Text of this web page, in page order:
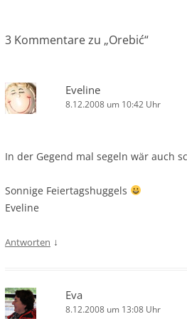
3 Kommentare zu „Orebić“
Eveline
8.12.2008 um 10:42 Uhr
In der Gegend mal segeln wär auch
Sonnige Feiertagshuggels
Eveline
Antworten ↓
Eva
8.12.2008 um 13:08 Uhr